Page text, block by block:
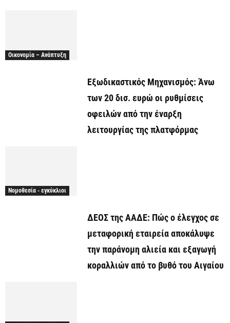
Οικονομία – Ανάπτυξη
Εξωδικαστικός Μηχανισμός: Άνω
των 20 δισ. ευρώ οι ρυθμίσεις
οφειλών από την έναρξη
λειτουργίας της πλατφόρμας
Νομοθεσία - εγκύκλιοι
ΔΕΟΣ της ΑΑΔΕ: Πώς ο έλεγχος σε
μεταφορική εταιρεία αποκάλυψε
την παράνομη αλιεία και εξαγωγή
κοραλλιών από το βυθό του Αιγαίου